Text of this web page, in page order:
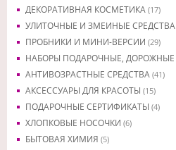
ДЕКОРАТИВНАЯ КОСМЕТИКА (17)
УЛИТОЧНЫЕ И ЗМЕИНЫЕ СРЕДСТВА
ПРОБНИКИ И МИНИ-ВЕРСИИ (29)
НАБОРЫ ПОДАРОЧНЫЕ, ДОРОЖНЫЕ
АНТИВОЗРАСТНЫЕ СРЕДСТВА (41)
АКСЕССУАРЫ ДЛЯ КРАСОТЫ (15)
ПОДАРОЧНЫЕ СЕРТИФИКАТЫ (4)
ХЛОПКОВЫЕ НОСОЧКИ (6)
БЫТОВАЯ ХИМИЯ (5)